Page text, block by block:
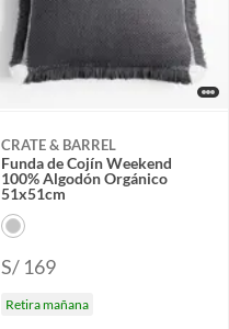
CRATE & BARREL
Funda de Cojín Weekend
100% Algodón Orgánico
51x51cm
S/ 169
Retira mañana